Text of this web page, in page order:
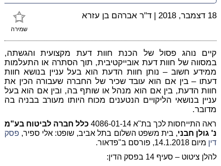
שמירה
18 דצמבר, 2018 | ד"ר אברהם בן עזרא
קיים נוהג פסול של הכנת חוות דעת מקצועית והגשתה,
במסווה של חוות דעת אובייקטיבית, תוך הסתרה או התעלמות
ממידע חשוב – נותן חוות הדעת הוא בעל עניין בנושא חוות
דעתו – בין אם הוא עובד שכיר של החברה שעבורה הכין את
חוות הדעת, בין אם הוא מנהל או שותף בה, ובין אם הוא בעל
עניין בנושאי הליקויים הנטענים מכוח היותו מעורב בבניה בה
מדובר.
ראה התייחסות לכך בת"א 4086-01-14
כלל חברה לביטוח בע"מ
נ' גולן חבני, בית משפט השלום בתל אביב, שופט: אלי ספיר, פסק
דין מיום 14.1.2018, פורסם ב"פדאור.
להלן ציטוט – סעיף 14 בפסק הדין: